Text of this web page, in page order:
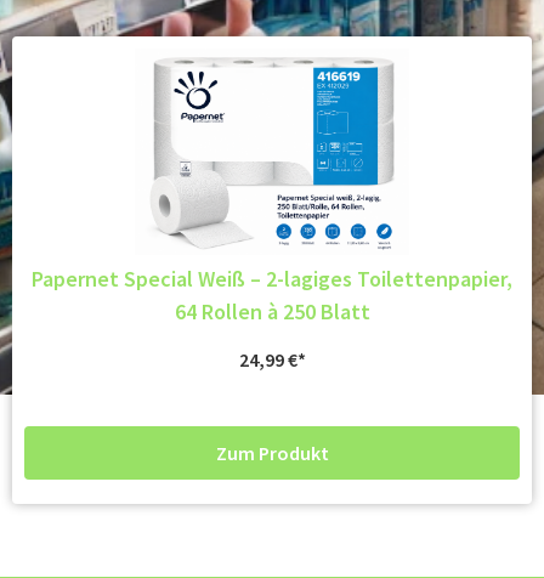
Papernet Special Weiß – 2-lagiges Toilettenpapier,
64 Rollen à 250 Blatt
24,99€
Zum Produkt